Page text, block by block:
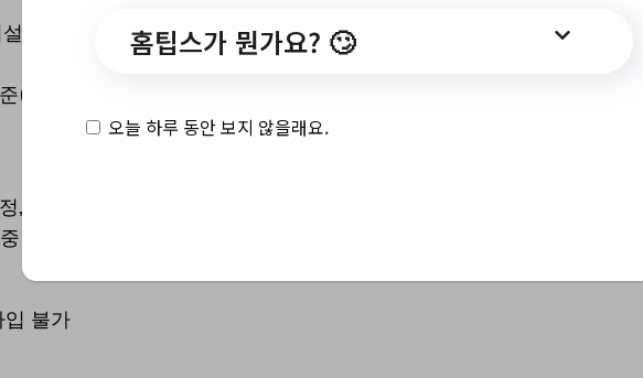
, 가정위탁,공동생활가정, 소년소녀가정,장애인 생활시설 아동
기초수급가구 아동
(생계, 의료)의 아동 중 매년 만12~17세 아동이 신규가입 대상
– 가입하여 만 18세까지 지원
, 가정위탁, 장애인생활시설, 소년소녀가정 아동) 및 기초생활 수급 아동
신규 선정 지원)
불가
홈팁스가 뭔가요? 🙄
오늘 하루 동안 보지 않을래요.